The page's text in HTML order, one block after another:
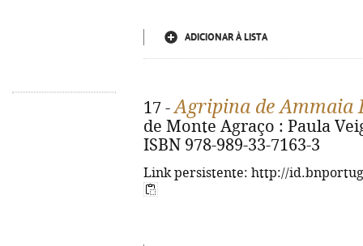
ADICIONAR À LISTA
17 -Agripina de Ammaia
de Monte Agraço : Paula
ISBN 978-989-33-7163-3
Link persistente: http://